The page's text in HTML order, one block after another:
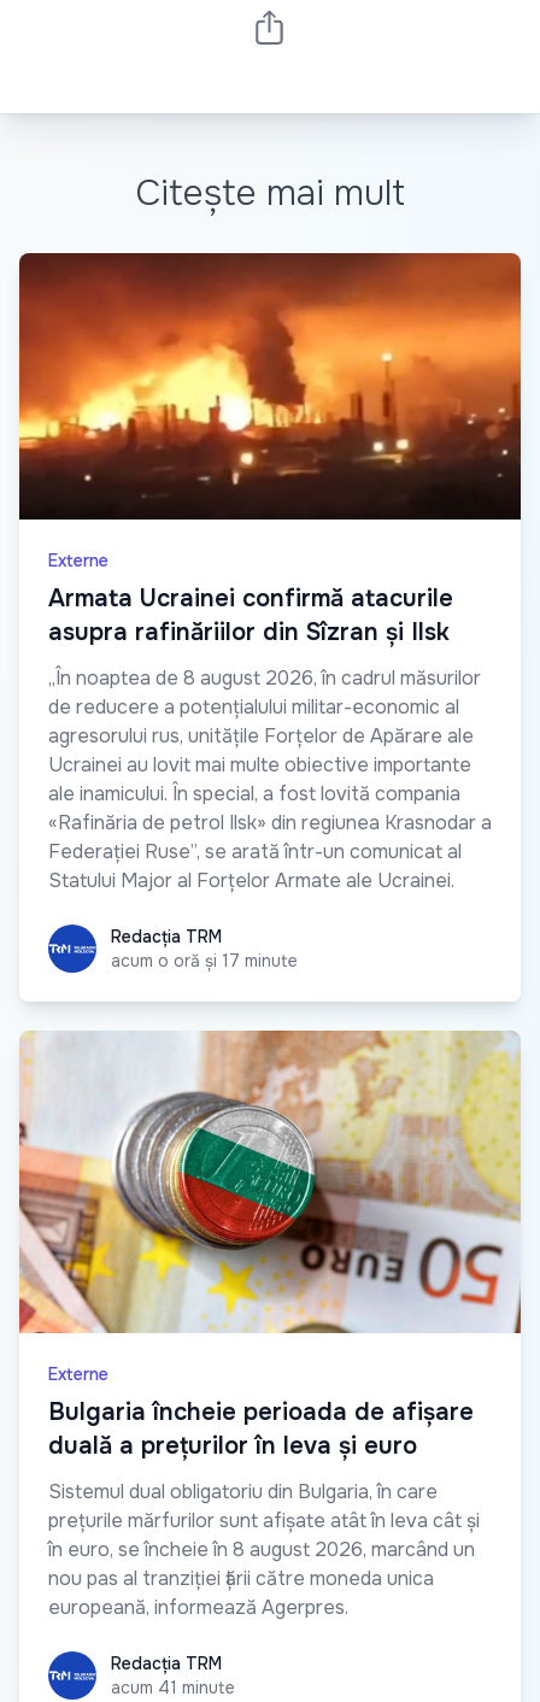
Citește mai mult
Externe
Armata Ucrainei confirmă atacurile
asupra rafinăriilor din Sîzran și Ilsk
„În noaptea de 8 august 2026, în cadrul măsurilor
de reducere a potențialului militar-economic al
agresorului rus, unitățile Forțelor de Apărare ale
Ucrainei au lovit mai multe obiective importante
ale inamicului. În special, a fost lovită compania
«Rafinăria de petrol Ilsk» din regiunea Krasnodar a
Federației Ruse”, se arată într-un comunicat al
Statului Major al Forțelor Armate ale Ucrainei.
Redacția TRM
Redacția TRM
acum o oră și 17 minute
Externe
Bulgaria încheie perioada de afișare
duală a prețurilor în leva și euro
Sistemul dual obligatoriu din Bulgaria, în care
prețurile mărfurilor sunt afișate atât în leva cât și
în euro, se încheie în 8 august 2026, marcând un
nou pas al tranziției țării către moneda unica
europeană, informează Agerpres.
Redacția TRM
Redacția TRM
acum 41 minute